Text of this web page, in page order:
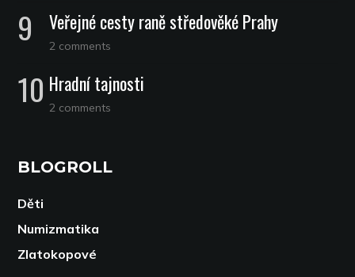
Veřejné cesty raně středověké Prahy
2 comments
Hradní tajnosti
2 comments
BLOGROLL
Děti
Numizmatika
Zlatokopové